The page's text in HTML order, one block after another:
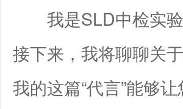
我是SLD中检实验
接下来，我将聊聊关
我的这篇“代言”能够